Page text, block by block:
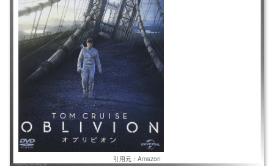
引用元：Amazon